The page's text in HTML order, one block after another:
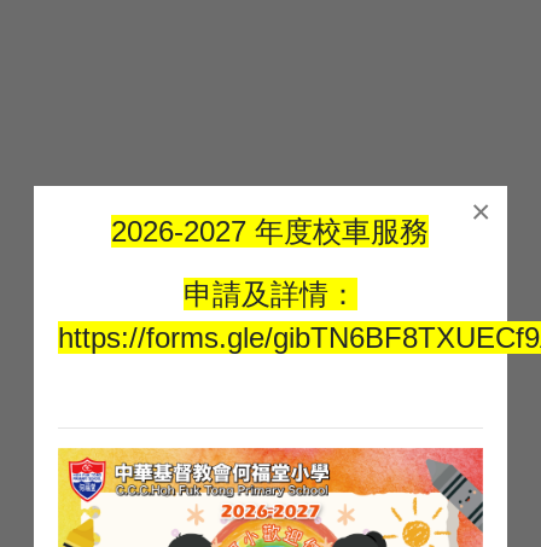
2026-2027 年度校車服務
申請及詳情：
https://forms.gle/
×